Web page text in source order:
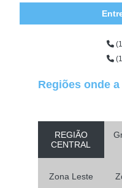
manutenção e reparo de
serviço de reparo de móveis
preço de reparo de móveis
valor para manutenção de
arrumar móveis de escritório
Vasconcelos
preço para conserto de
Regiões onde
REGIÃO
CENTRAL
Zona Leste